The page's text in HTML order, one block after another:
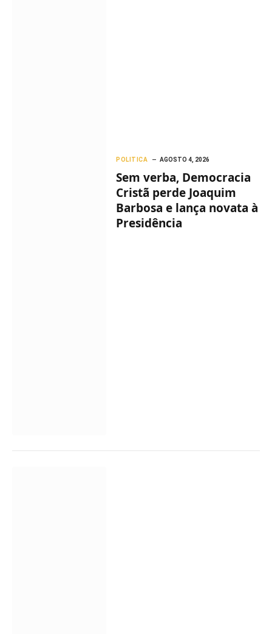
POLITICA AGOSTO 4, 2026
Sem verba, Democracia
Cristã perde Joaquim
Barbosa e lança novata à
Presidência